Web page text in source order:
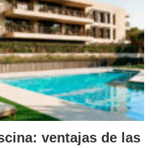
ventajas de las